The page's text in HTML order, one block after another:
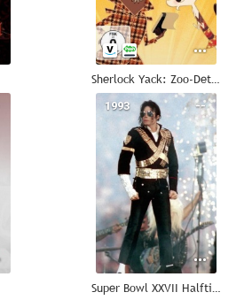
Sherlock Yack: Zoo-Detective
--
1993
Super Bowl XXVII Halftime Show